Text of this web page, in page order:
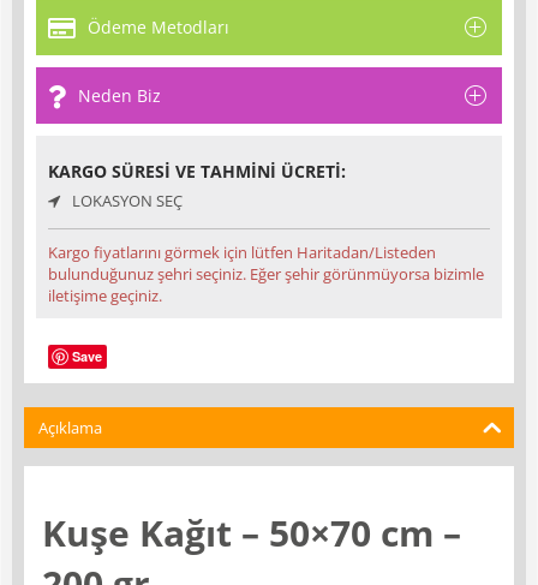
Ödeme Metodları
Neden Biz
KARGO SÜRESI VE TAHMINI ÜCRETI:
LOKASYON SEÇ
Kargo fiyatlarını görmek için lütfen Haritadan/Listeden
bulunduğunuz şehri seçiniz. Eğer şehir görünmüyorsa bizimle
iletişime geçiniz.
Save
Açıklama
Kuşe Kağıt – 50×70 cm –